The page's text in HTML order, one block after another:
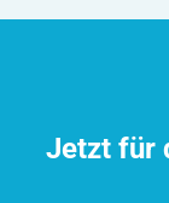
Jetzt für